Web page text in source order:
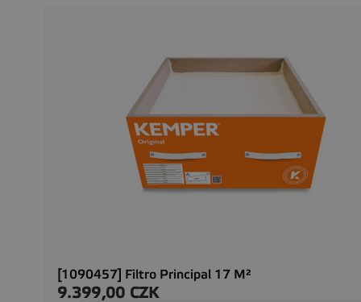
[1090457] Filtro Principal 17 M²
Precio
9.399,00 CZK